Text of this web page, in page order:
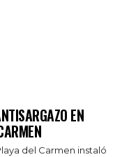
EN
del Carmen instaló